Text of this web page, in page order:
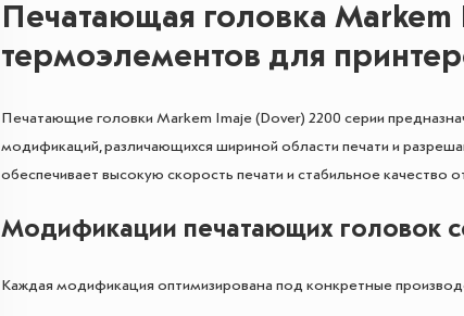
Печатающая головка
термоэлементов для
Печатающие головки Markem Imaje (Dover) 2200 серии
модификаций, различающихся шириной области печати и
обеспечивает высокую скорость печати и стабильное качество
Модификации печатающих головок
Каждая модификация оптимизирована под конкретные